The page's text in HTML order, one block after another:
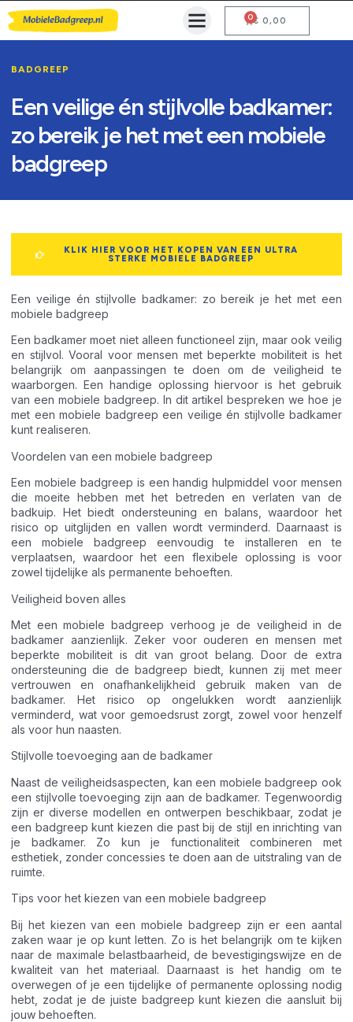
€ 0,00
0
BADGREEP
Een veilige én stijlvolle badkamer:
zo bereik je het met een mobiele
badgreep
KLIK HIER VOOR HET KOPEN VAN EEN ULTRA
STERKE MOBIELE BADGREEP
Een veilige én stijlvolle badkamer: zo bereik je het met een
mobiele badgreep
Een badkamer moet niet alleen functioneel zijn, maar ook veilig
en stijlvol. Vooral voor mensen met beperkte mobiliteit is het
belangrijk om aanpassingen te doen om de veiligheid te
waarborgen. Een handige oplossing hiervoor is het gebruik
van een mobiele badgreep. In dit artikel bespreken we hoe je
met een mobiele badgreep een veilige én stijlvolle badkamer
kunt realiseren.
Voordelen van een mobiele badgreep
Een mobiele badgreep is een handig hulpmiddel voor mensen
die moeite hebben met het betreden en verlaten van de
badkuip. Het biedt ondersteuning en balans, waardoor het
risico op uitglijden en vallen wordt verminderd. Daarnaast is
een mobiele badgreep eenvoudig te installeren en te
verplaatsen, waardoor het een flexibele oplossing is voor
zowel tijdelijke als permanente behoeften.
Veiligheid boven alles
Met een mobiele badgreep verhoog je de veiligheid in de
badkamer aanzienlijk. Zeker voor ouderen en mensen met
beperkte mobiliteit is dit van groot belang. Door de extra
ondersteuning die de badgreep biedt, kunnen zij met meer
vertrouwen en onafhankelijkheid gebruik maken van de
badkamer. Het risico op ongelukken wordt aanzienlijk
verminderd, wat voor gemoedsrust zorgt, zowel voor henzelf
als voor hun naasten.
Stijlvolle toevoeging aan de badkamer
Naast de veiligheidsaspecten, kan een mobiele badgreep ook
een stijlvolle toevoeging zijn aan de badkamer. Tegenwoordig
zijn er diverse modellen en ontwerpen beschikbaar, zodat je
een badgreep kunt kiezen die past bij de stijl en inrichting van
je badkamer. Zo kun je functionaliteit combineren met
esthetiek, zonder concessies te doen aan de uitstraling van de
ruimte.
Tips voor het kiezen van een mobiele badgreep
Bij het kiezen van een mobiele badgreep zijn er een aantal
zaken waar je op kunt letten. Zo is het belangrijk om te kijken
naar de maximale belastbaarheid, de bevestigingswijze en de
kwaliteit van het materiaal. Daarnaast is het handig om te
overwegen of je een tijdelijke of permanente oplossing nodig
hebt, zodat je de juiste badgreep kunt kiezen die aansluit bij
jouw behoeften.